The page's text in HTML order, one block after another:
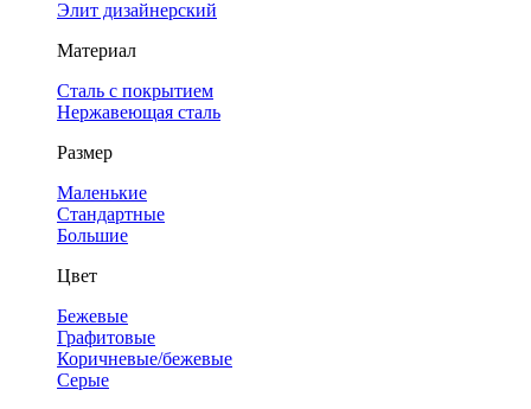
Элит дизайнерский
Материал
Сталь с покрытием
Нержавеющая сталь
Размер
Маленькие
Стандартные
Большие
Цвет
Бежевые
Графитовые
Коричневые/бежевые
Серые